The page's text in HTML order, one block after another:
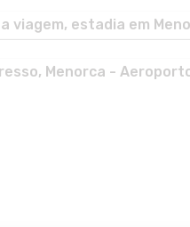
viagem, estadia em
Menorca -